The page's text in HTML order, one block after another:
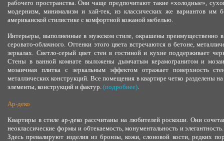
рабочего пространства. Они чаще предпочитают такие «холодные»,
модернизм, минимализм и хай-тек, из классических же вариантов им
американской стилистике с комфортной кожаной мебелью.
Интерьеры, выполненные в мужском стиле, окрашены преимущественно
серовато-облачного. Оттенки этого цвета встречаются в бетоне,
зеркалах. Светло-серый цвет стен в гостиной и кухне поддерживает
Стены в ванной комнате выложены дымчатым керамогранитом и
мозаичная плитка с зеркальным эффектом отражает поверхность
металлических конструкций. Все помещения в квартире четко разделены
элементы, конструкций и фактур. (подробнее).
Ар-деко
Квартиры в стиле ар-деко рассчитаны на любителей роскоши. Они
неоклассические формы и обтекаемость, монументальность и
Здесь превалируют изделия из бронзы, кожи, слоновой кости, редких